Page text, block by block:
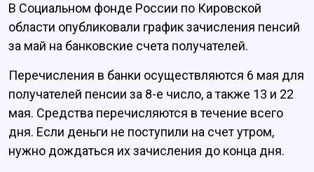
В Социальном фонде России по Кировской
области опубликовали график зачисления пенсий
за май на банковские счета получателей.
Перечисления в банки осуществляются 6 мая для
получателей пенсии за 8-е число, а также 13 и 22
мая. Средства перечисляются в течение всего
дня. Если деньги не поступили на счет утром,
нужно дождаться их зачисления до конца дня.